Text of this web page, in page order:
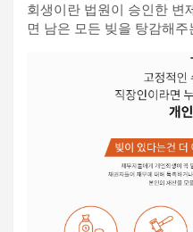
회생이란 법원이 승인한 변
면 남은 모든 빚을 탕감해